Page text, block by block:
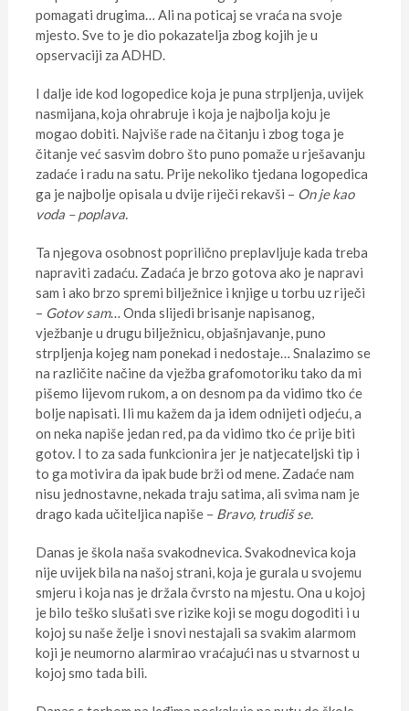
pomagati drugima… Ali na poticaj se vraća na svoje
mjesto. Sve to je dio pokazatelja zbog kojih je u
opservaciji za ADHD.
I dalje ide kod logopedice koja je puna strpljenja, uvijek
nasmijana, koja ohrabruje i koja je najbolja koju je
mogao dobiti. Najviše rade na čitanju i zbog toga je
čitanje već sasvim dobro što puno pomaže u rješavanju
zadaće i radu na satu. Prije nekoliko tjedana logopedica
ga je najbolje opisala u dvije riječi rekavši – On je kao
voda – poplava.
Ta njegova osobnost poprilično preplavljuje kada treba
napraviti zadaću. Zadaća je brzo gotova ako je napravi
sam i ako brzo spremi bilježnice i knjige u torbu uz riječi
– Gotov sam… Onda slijedi brisanje napisanog,
vježbanje u drugu bilježnicu, objašnjavanje, puno
strpljenja kojeg nam ponekad i nedostaje… Snalazimo se
na različite načine da vježba grafomotoriku tako da mi
pišemo lijevom rukom, a on desnom pa da vidimo tko će
bolje napisati. Ili mu kažem da ja idem odnijeti odjeću, a
on neka napiše jedan red, pa da vidimo tko će prije biti
gotov. I to za sada funkcionira jer je natjecateljski tip i
to ga motivira da ipak bude brži od mene. Zadaće nam
nisu jednostavne, nekada traju satima, ali svima nam je
drago kada učiteljica napiše – Bravo, trudiš se.
Danas je škola naša svakodnevica. Svakodnevica koja
nije uvijek bila na našoj strani, koja je gurala u svojemu
smjeru i koja nas je držala čvrsto na mjestu. Ona u kojoj
je bilo teško slušati sve rizike koji se mogu dogoditi i u
kojoj su naše želje i snovi nestajali sa svakim alarmom
koji je neumorno alarmirao vraćajući nas u stvarnost u
kojoj smo tada bili.